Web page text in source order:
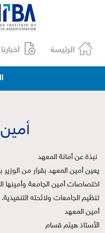
الرئيسة أخبارنا
نبذة عن أمانة المعهد
يعين أمين المعهد بقرار من
اختصاصات أمين الجامعة
تنظيم الجامعات ولائحته التنفيذية.
أمين المعهد
الأستاذ هيثم قسام